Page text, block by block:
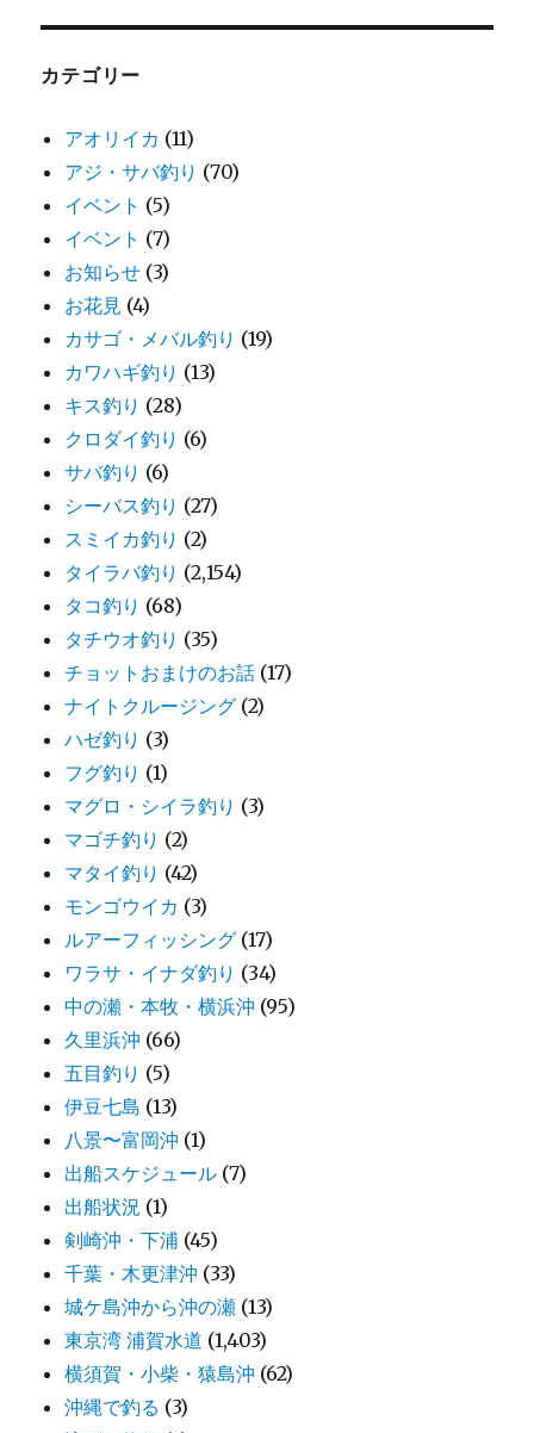
カテゴリー
アオリイカ (11)
アジ・サバ釣り (70)
イベント (5)
イベント (7)
お知らせ (3)
お花見 (4)
カサゴ・メバル釣り (19)
カワハギ釣り (13)
キス釣り (28)
クロダイ釣り (6)
サバ釣り (6)
シーバス釣り (27)
スミイカ釣り (2)
タイラバ釣り (2,154)
タコ釣り (68)
タチウオ釣り (35)
チョットおまけのお話 (17)
ナイトクルージング (2)
ハゼ釣り (3)
フグ釣り (1)
マグロ・シイラ釣り (3)
マゴチ釣り (2)
マタイ釣り (42)
モンゴウイカ (3)
ルアーフィッシング (17)
ワラサ・イナダ釣り (34)
中の瀬・本牧・横浜沖 (95)
久里浜沖 (66)
五目釣り (5)
伊豆七島 (13)
八景〜富岡沖 (1)
出船スケジュール (7)
出船状況 (1)
剣崎沖・下浦 (45)
千葉・木更津沖 (33)
城ケ島沖から沖の瀬 (13)
東京湾 浦賀水道 (1,403)
横須賀・小柴・猿島沖 (62)
沖縄で釣る (3)